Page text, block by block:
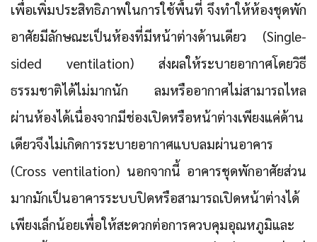
เพื่อเพิ่มประสิทธิภาพในการใช้พื้นที่ จึงทำให้ห้องชุดพัก
อาศัยมีลักษณะเป็นห้องที่มีหน้าต่างด้านเดียว (Single-
sided ventilation) ส่งผลให้ระบายอากาศโดยวิธี
ธรรมชาติได้ไม่มากนัก ลมหรืออากาศไม่สามารถไหล
ผ่านห้องได้เนื่องจากมีช่องเปิดหรือหน้าต่างเพียงแค่ด้าน
เดียวจึงไม่เกิดการระบายอากาศแบบลมผ่านอาคาร
(Cross ventilation) นอกจากนี้ อาคารชุดพักอาศัยส่วน
มากมักเป็นอาคารระบบปิดหรือสามารถเปิดหน้าต่างได้
เพียงเล็กน้อยเพื่อให้สะดวกต่อการควบคุมอุณหภูมิและ